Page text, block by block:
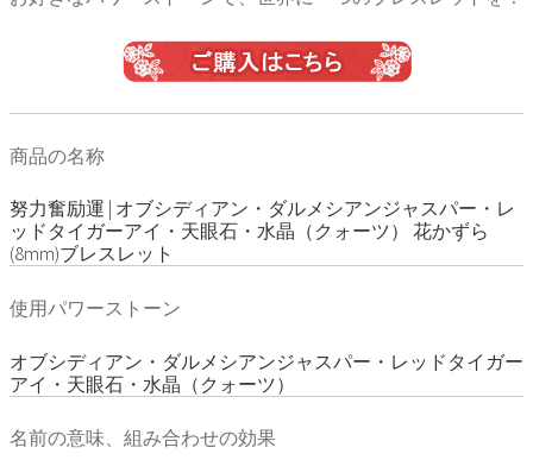
商品の名称
努力奮励運 | オブシディアン・ダルメシアンジャスパー・レ
ッドタイガーアイ・天眼石・水晶（クォーツ） 花かずら
(8mm)ブレスレット
使用パワーストーン
オブシディアン・ダルメシアンジャスパー・レッドタイガー
アイ・天眼石・水晶（クォーツ）
名前の意味、組み合わせの効果